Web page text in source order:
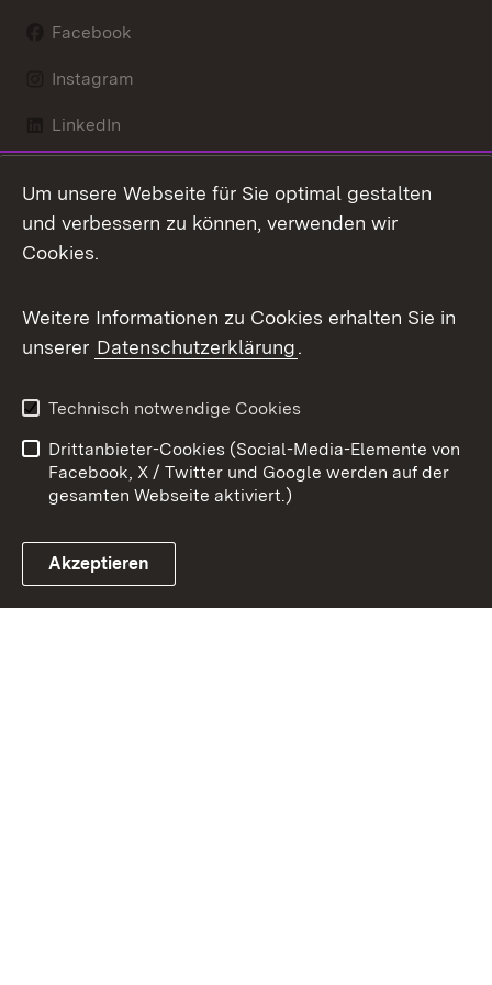
Facebook
Instagram
LinkedIn
X / Twitter
Youtube
Link zum Landesportal
Kontakt
Datenschutz
Barrierefreiheit
Impressum
Cookies
Um unsere Webseite für Sie optimal gestalten
und verbessern zu können, verwenden wir
Cookies.
Weitere Informationen zu Cookies erhalten Sie in
unserer Datenschutzerklärung.
Technisch notwendige Cookies
Drittanbieter-Cookies (Social-Media-Elemente von
Facebook, X / Twitter und Google werden auf der
gesamten Webseite aktiviert.)
Akzeptieren